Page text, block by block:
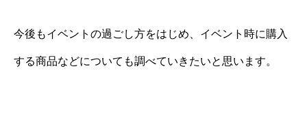
今後もイベントの過ごし方をはじめ、イベント時に購入
する商品などについても調べていきたいと思います。